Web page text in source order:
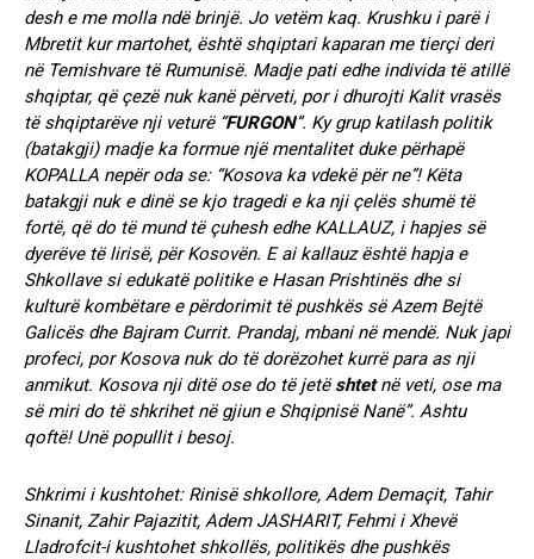
desh e me molla ndë brinjë. Jo vetëm kaq. Krushku i parë i
Mbretit kur martohet, është shqiptari kaparan me tierçi deri
në Temishvare të Rumunisë. Madje pati edhe individa të atillë
shqiptar, që çezë nuk kanë përveti, por i dhurojti Kalit vrasës
të shqiptarëve nji veturë “FURGON”. Ky grup katilash politik
(batakgji) madje ka formue një mentalitet duke përhapë
KOPALLA nepër oda se: “Kosova ka vdekë për ne”! Këta
batakgji nuk e dinë se kjo tragedi e ka nji çelës shumë të
fortë, që do të mund të çuhesh edhe KALLAUZ, i hapjes së
dyerëve të lirisë, për Kosovën. E ai kallauz është hapja e
Shkollave si edukatë politike e Hasan Prishtinës dhe si
kulturë kombëtare e përdorimit të pushkës së Azem Bejtë
Galicës dhe Bajram Currit. Prandaj, mbani në mendë. Nuk japi
profeci, por Kosova nuk do të dorëzohet kurrë para as nji
anmikut. Kosova nji ditë ose do të jetë shtetnë veti, ose ma
së miri do të shkrihet në gjiun e Shqipnisë Nanë”. Ashtu
qoftë! Unë popullit i besoj.
Shkrimi i kushtohet: Rinisë shkollore, Adem Demaçit, Tahir
Sinanit, Zahir Pajazitit, Adem JASHARIT, Fehmi i Xhevë
Lladrofcit-i kushtohet shkollës, politikës dhe pushkës